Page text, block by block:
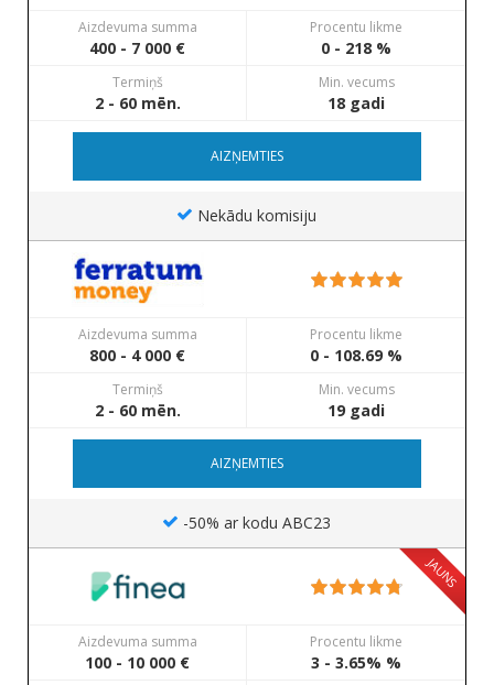
Aizdevuma summa
400 - 7 000 €
Procentu likme
0 - 218 %
Termiņš
2 - 60 mēn.
Min. vecums
18 gadi
AIZŅEMTIES
Nekādu komisiju
Aizdevuma summa
800 - 4 000 €
Procentu likme
0 - 108.69 %
Termiņš
2 - 60 mēn.
Min. vecums
19 gadi
AIZŅEMTIES
-50% ar kodu ABC23
JAUNS
Aizdevuma summa
100 - 10 000 €
Procentu likme
3 - 3.65% %